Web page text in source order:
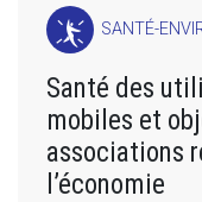
SANTÉ-
Santé des
mobiles et
associations
l’économie